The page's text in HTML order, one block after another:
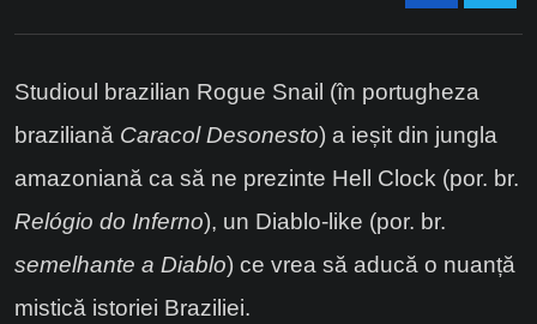
Studioul brazilian Rogue Snail (în portugheza
braziliană Caracol Desonesto) a ieșit din jungla
amazoniană ca să ne prezinte Hell Clock (por. br.
Relógio do Inferno), un Diablo-like (por. br.
semelhante a Diablo) ce vrea să aducă o nuanță
mistică istoriei Braziliei.